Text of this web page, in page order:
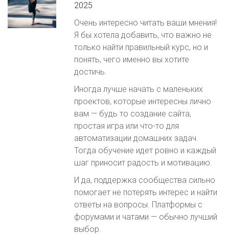
2025
Очень интересно читать ваши мнения!
Я бы хотела добавить, что важно не
только найти правильный курс, но и
понять, чего именно вы хотите
достичь.
Иногда лучше начать с маленьких
проектов, которые интересны лично
вам — будь то создание сайта,
простая игра или что-то для
автоматизации домашних задач.
Тогда обучение идет ровно и каждый
шаг приносит радость и мотивацию.
И да, поддержка сообщества сильно
помогает не потерять интерес и найти
ответы на вопросы. Платформы с
форумами и чатами — обычно лучший
выбор.